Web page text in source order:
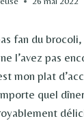
fan du
l’avez pas
mon plat
quel